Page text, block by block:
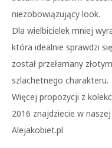
niezobowiązujący look.
Dla wielbicielek mniej
która idealnie sprawdzi
został przełamany
szlachetnego charakteru.
Więcej propozycji z
2016 znajdziecie w naszej
Alejakobiet.pl